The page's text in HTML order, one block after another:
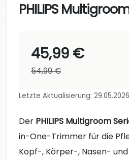
PHILIPS
45,99 €
54,99 €
Letzte Aktualisierung: 29.05.2026
Der PHILIPS Multigroom
in-One-Trimmer für die
Kopf-, Körper-, Nasen-